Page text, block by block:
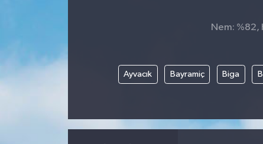
Nem: %82,
Ayvacık Bayramiç Biga